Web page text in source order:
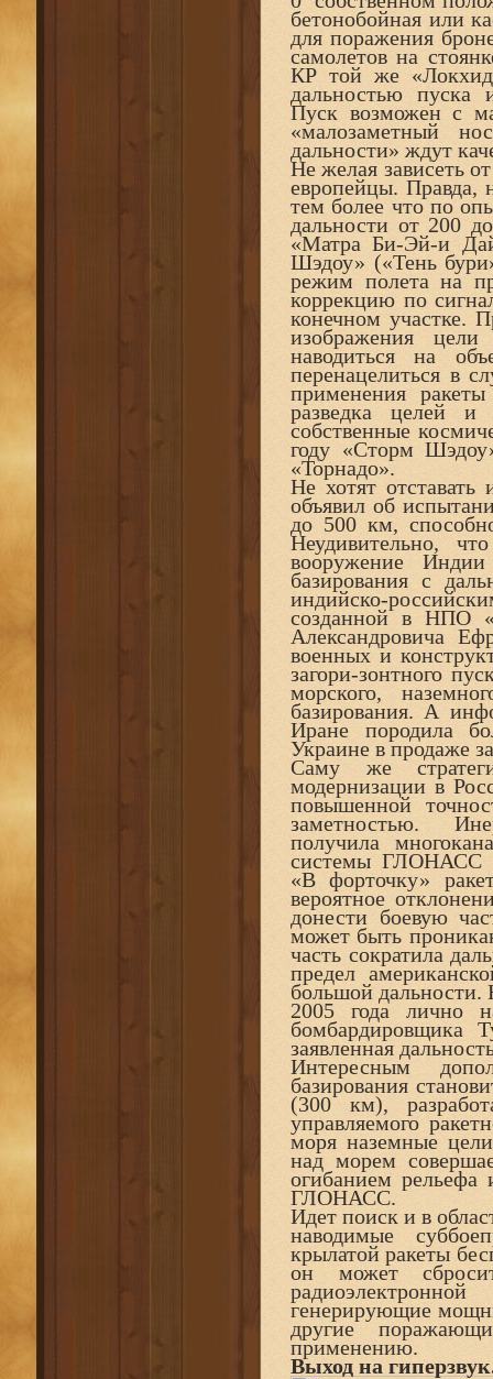
бетонобойная или
для поражения
самолетов на
КР той же
дальностью пуска
Пуск возможен с
«малозаметный
дальности» ждут
Не желая зависеть
европейцы. Правда,
тем более что по
дальности от 200
«Матра Би-Эй-и
Шэдоу» («Тень
режим полета на
коррекцию по
конечном участке.
изображения
наводиться на
перенацелиться в
применения ракеты
разведка целей и
собственные
году «Сторм
«Торнадо».
Не хотят
объявил об
до 500 км,
Неудивительно,
вооружение Индии
базирования с
индийско-
созданной в НПО
Александровича
военных и
загори-зонтного
морского,
базирования. А
Иране породила
Украине в продаже
Саму же
модернизации в
повышенной
заметностью.
получила
системы ГЛОНАСС и
«В форточку»
вероятное
донести боевую
может быть
часть сократила
предел
большой дальности.
2005 года лично
бомбардировщика
заявленная
Интересным
базирования
(300 км),
управляемого
моря наземные
над морем
огибанием рельефа
ГЛОНАСС.
Идет поиск и в
наводимые
крылатой ракеты
он может
генерирующие
другие
применению.
Выход на